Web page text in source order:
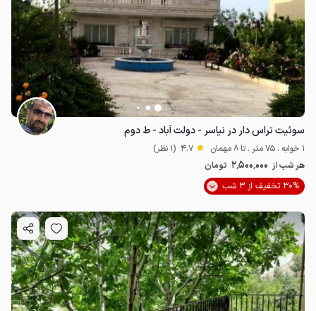
سوئیت تراس دار در نیاسر - دولت آباد - ط دوم
1 خوابه . 75 متر . تا 8 مهمان 4.7 (1 نظر)
هر شب از 2٬500٬000 تومان
30% تخفیف از 3 شب